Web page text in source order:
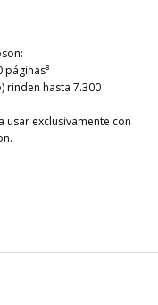
páginas⁸
rinden hasta 7.300
usar exclusivamente con